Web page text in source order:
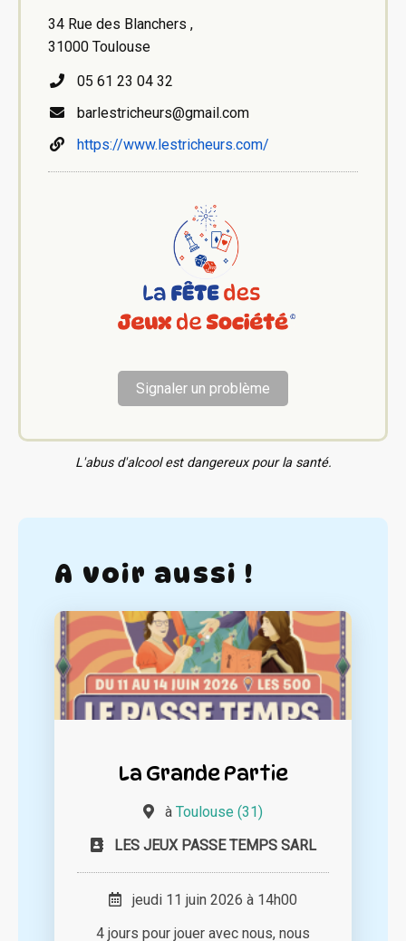
34 Rue des Blanchers ,
31000 Toulouse
05 61 23 04 32
barlestricheurs@gmail.com
https://www.lestricheurs.com/
Signaler un problème
L'abus d'alcool est dangereux pour la santé.
A voir aussi !
La Grande Partie
à Toulouse (31)
LES JEUX PASSE TEMPS SARL
jeudi 11 juin 2026 à 14h00
4 jours pour jouer avec nous, nous